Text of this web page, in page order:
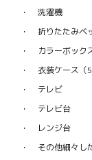
洗濯機
折りたたみベ
カラーボック
衣装ケース（5
テレビ
テレビ台
レンジ台
その他細々し